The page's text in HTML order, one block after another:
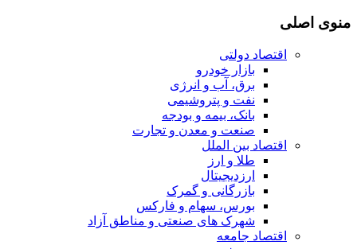
منوی اصلی
اقتصاد دولتی
بازار خودرو
برق، آب و انرژی
نفت و پتروشیمی
بانک، بیمه و بودجه
صنعت و معدن و تجارت
اقتصاد بین الملل
طلا و ارز
ارزدیجیتال
بازرگانی و گمرک
بورس، سهام و فارکس
شهرک های صنعتی و مناطق آزاد
اقتصاد جامعه